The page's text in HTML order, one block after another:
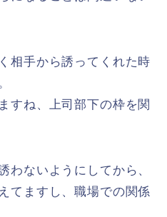
相手から誘ってくれた時
すね、上司部下の枠を関
わないようにしてから、
てますし、職場での関係